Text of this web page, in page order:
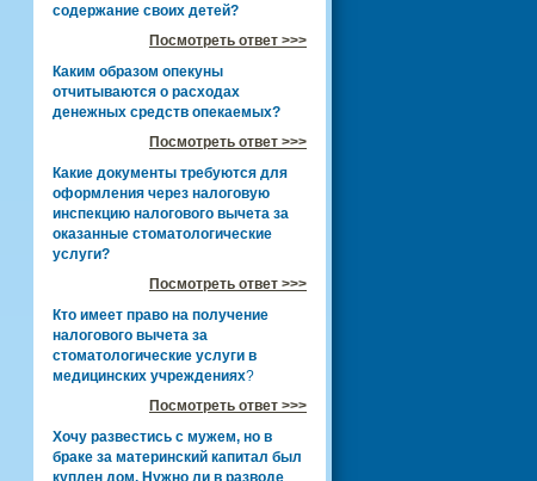
содержание своих детей?
Посмотреть ответ >>>
Каким образом опекуны
отчитываются о расходах
денежных средств опекаемых?
Посмотреть ответ >>>
Какие документы требуются для
оформления через налоговую
инспекцию налогового вычета за
оказанные стоматологические
услуги?
Посмотреть ответ >>>
Кто имеет право на получение
налогового вычета за
стоматологические услуги в
медицинских учреждениях?
Посмотреть ответ >>>
Хочу развестись с мужем, но в
браке за материнский капитал был
куплен дом. Нужно ли в разводе